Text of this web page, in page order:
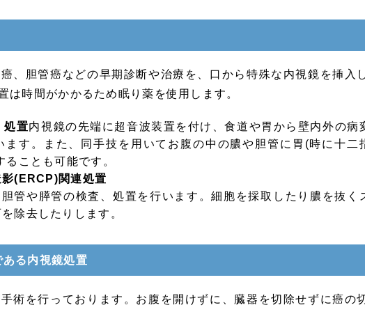
、胆管癌などの早期診断や治療を、口から特殊な内視鏡を挿入
は時間がかかるため眠り薬を使用します。
処置内視鏡の先端に超音波装置を付け、食道や胃から壁内外の病
ます。また、同手技を用いてお腹の中の膿や胆管に胃(時に十二
ことも可能です。
(ERCP)関連処置
管や膵管の検査、処置を行います。細胞を採取したり膿を抜く
除去したりします。
る内視鏡処置
術を行っております。お腹を開けずに、臓器を切除せずに癌の